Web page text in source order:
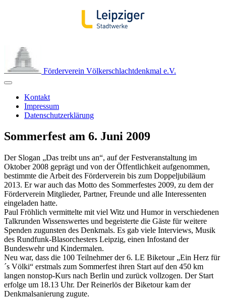
Förderverein Völkerschlachtdenkmal e.V.
Kontakt
Impressum
Datenschutzerklärung
Sommerfest am 6. Juni 2009
Der Slogan „Das treibt uns an“, auf der Festveranstaltung im
Oktober 2008 geprägt und von der Öffentlichkeit aufgenommen,
bestimmte die Arbeit des Förderverein bis zum Doppeljubiläum
2013. Er war auch das Motto des Sommerfestes 2009, zu dem der
Förderverein Mitglieder, Partner, Freunde und alle Interessenten
eingeladen hatte.
Paul Fröhlich vermittelte mit viel Witz und Humor in verschiedenen
Talkrunden Wissenswertes und begeisterte die Gäste für weitere
Spenden zugunsten des Denkmals. Es gab viele Interviews, Musik
des Rundfunk-Blasorchesters Leipzig, einen Infostand der
Bundeswehr und Kindermalen.
Neu war, dass die 100 Teilnehmer der 6. LE Biketour „Ein Herz für
´s Völki“ erstmals zum Sommerfest ihren Start auf den 450 km
langen nonstop-Kurs nach Berlin und zurück vollzogen. Der Start
erfolge um 18.13 Uhr. Der Reinerlös der Biketour kam der
Denkmalsanierung zugute.